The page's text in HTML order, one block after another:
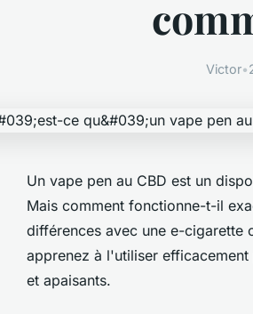
Victor•
Un vape pen au CBD est un
Mais comment fonctionne-t-il
différences avec une e-cigarette
apprenez à l'utiliser
et apaisants.